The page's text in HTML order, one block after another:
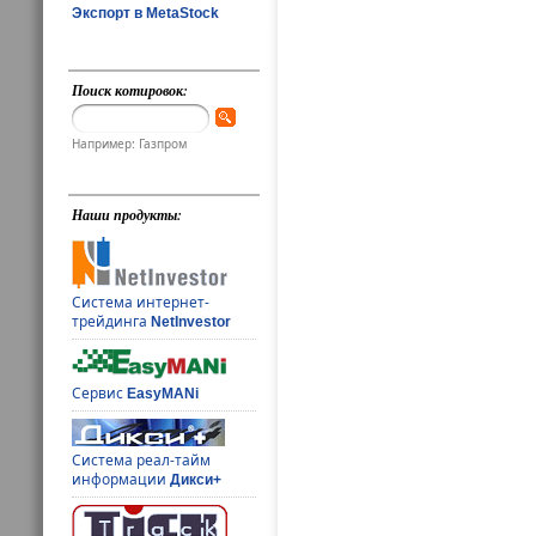
Экспорт в MetaStock
Поиск котировок:
Например: Газпром
Наши продукты:
Система интернет-
трейдингаNetInvestor
СервисEasyMANi
Система реал-тайм
информацииДикси+